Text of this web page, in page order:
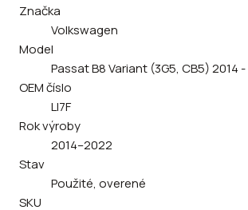
Značka
Volkswagen
Model
Passat B8 Variant (3G5, CB5) 2014
OEM číslo
LI7F
Rok výroby
2014–2022
Stav
Použité, overené
SKU